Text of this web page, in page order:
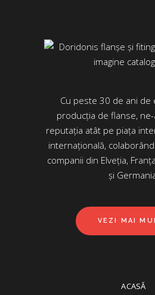
Cu peste 30 de ani de
producția de flanse,
reputația atât pe piața
internațională,
companii din Elveția,
și
VEZI MAI
ACASĂ